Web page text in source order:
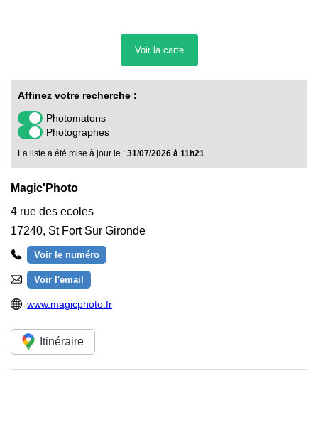
Voir la carte
Affinez votre recherche :
Photomatons
Photographes
La liste a été mise à jour le : 31/07/2026 à 11h21
Magic'Photo
4 rue des ecoles
17240, St Fort Sur Gironde
Voir le numéro
Voir l'email
www.magicphoto.fr
Itinéraire